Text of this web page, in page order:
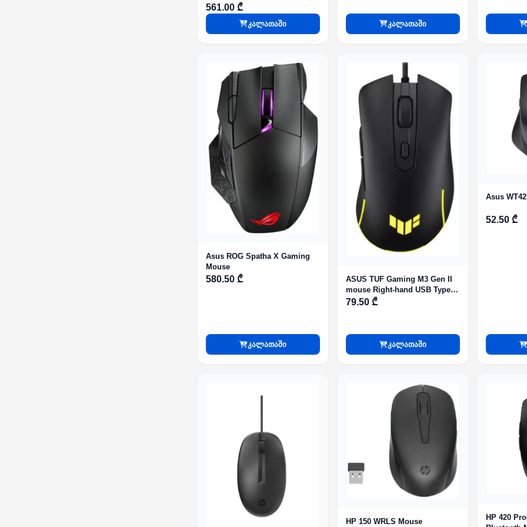
561.00 ₾
კალათაში კალათაში
Asus ROG Spatha X Gaming
Mouse
580.50 ₾
კალათაში
ASUS TUF Gaming M3 Gen II
mouse Right-hand USB Type-C
Optical 8000 DPI
79.50 ₾
კალათაში
52.50 ₾
HP 150 WRLS Mouse
HP 420